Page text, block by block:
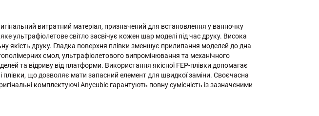
витратний матеріал, призначений для встановлення у ванночку
ультрафіолетове світло засвічує кожен шар моделі під час друку. Висока
якість друку. Гладка поверхня плівки зменшує прилипання моделей до дна
смол, ультрафіолетового випромінювання та механічного
та відриву від платформи. Використання якісної FEP-плівки допомагає
плівки, що дозволяє мати запасний елемент для швидкої заміни. Своєчасна
комплектуючі Anycubic гарантують повну сумісність із зазначеними